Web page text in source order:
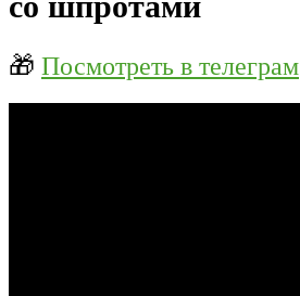
🎁 Посмотреть в телеграм